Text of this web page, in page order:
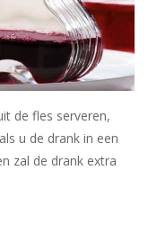
de fles serveren,
u de drank in een
zal de drank extra